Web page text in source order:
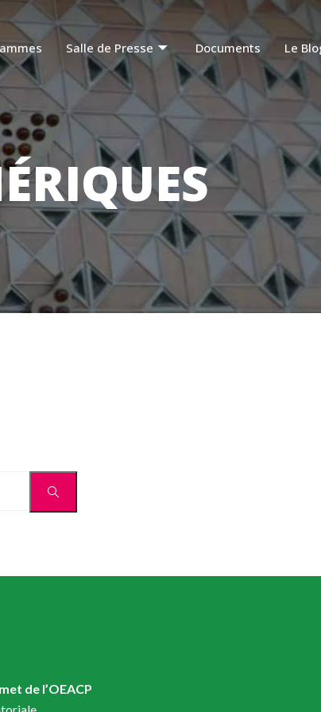
Salle de Presse Documents Le
de l’OEACP